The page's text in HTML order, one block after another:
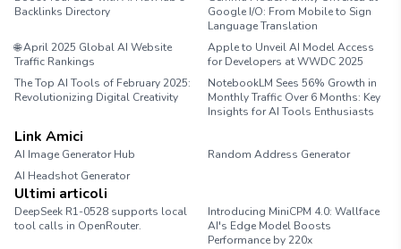
Backlinks Directory
Google I/O: From Mobile to Sign
Language Translation
🌐 April 2025 Global AI Website
Traffic Rankings
Apple to Unveil AI Model Access
for Developers at WWDC 2025
The Top AI Tools of February 2025:
Revolutionizing Digital Creativity
NotebookLM Sees 56% Growth in
Monthly Traffic Over 6 Months: Key
Insights for AI Tools Enthusiasts
Link Amici
AI Image Generator Hub
Random Address Generator
AI Headshot Generator
Ultimi articoli
DeepSeek R1-0528 supports local
tool calls in OpenRouter.
Introducing MiniCPM 4.0: Wallface
AI's Edge Model Boosts
Performance by 220x